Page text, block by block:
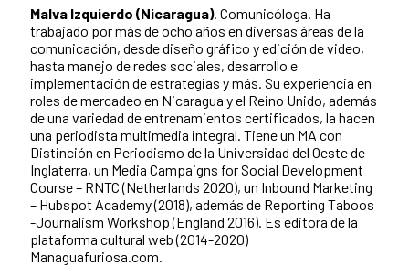
Malva Izquierdo (Nicaragua). Comunicóloga. Ha
trabajado por más de ocho años en diversas áreas de la
comunicación, desde diseño gráfico y edición de video,
hasta manejo de redes sociales, desarrollo e
implementación de estrategias y más. Su experiencia en
roles de mercadeo en Nicaragua y el Reino Unido, además
de una variedad de entrenamientos certificados, la hacen
una periodista multimedia integral. Tiene un MA con
Distinción en Periodismo de la Universidad del Oeste de
Inglaterra, un Media Campaigns for Social Development
Course – RNTC (Netherlands 2020), un Inbound Marketing
– Hubspot Academy (2018), además de Reporting Taboos
-Journalism Workshop (England 2016). Es editora de la
plataforma cultural web (2014-2020)
Managuafuriosa.com.